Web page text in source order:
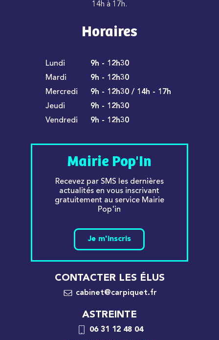
14h à 17h.
Horaires
Lundi
9h - 12h30
Mardi
9h - 12h30
Mercredi
9h - 12h30 / 14h - 17h
Jeudi
9h - 12h30
Vendredi
9h - 12h30
Mairie Pop'In
Recevez par SMS les dernières
actualités en vous inscrivant
gratuitement au service Mairie
Pop'in
Je m'inscris
CONTACTER LES ÉLUS
cabinet@carpiquet.fr
ASTREINTE
06 31 12 48 04